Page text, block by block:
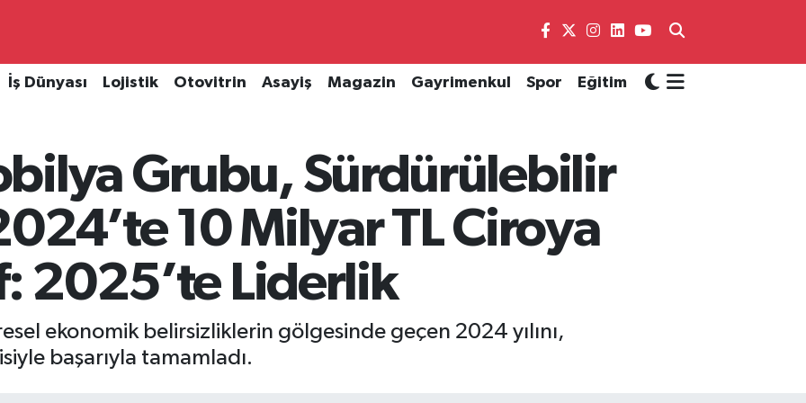
İş Dünyası Lojistik Otovitrin Asayiş Magazin Gayrimenkul Spor Eğitim
Grubu, Sürdürülebilir
10 Milyar TL Ciroya
2025’te Liderlik
ekonomik belirsizliklerin gölgesinde geçen 2024 yılını,
başarıyla tamamladı.